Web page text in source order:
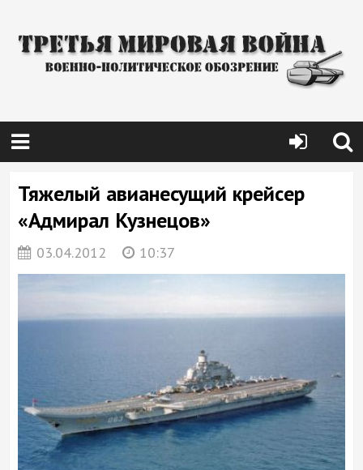
Тяжелый авианесущий крейсер
«Адмирал Кузнецов»
03.04.2012 10:37